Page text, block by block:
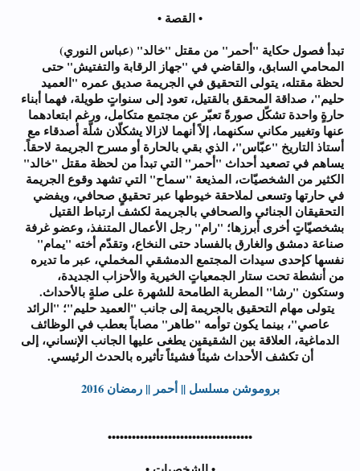
• القصة •
تبدأ فصول حكاية "أحمر" من مقتل "خالد" (عباس النوري)
المحامي السابق، والقاضي في "جهاز الرقابة والتفتيش" حتى
لحظة مقتله، يتولى التحقيق في الجريمة صديق عمره "العميد
حليم"، صداقة المحقق بالقتيل، تعود إلى سنواتٍ طويلة، فهما أبناء
حارةٍ واحدة تشكّل صورةً تعبّر عن مجتمع متكامل، ورغم ابتعادهما
عنها وتغيير مكاني سكنهما، إلاً أنهما لازالا يشكلّان شلّة أصدقاء مع
أستاذ التاريخ "عبّاس"، الذي بقي بالحارة أو مسرح الجريمة لاحقاً.
يساهم في تصعيد أحداث "أحمر" التي تبدأ من لحظة مقتل "خالد"
الكثير من الشخصيّات، المذيعة "سماح" التي تشهد وقوع الجريمة
في حارتها وتسعى لملاحقة خيوطها عبر تحقيقٍ صحافي، ويفضي
التحقيقان الجنائي والصحافي بالجريمة لكشف ارتباط القتيل
بشخصيّاتٍ أخرى أبرزها؛ "رام" رجل الأعمال المتنفذ، وعضو غرفة
صناعة دمشق والغارق بالفساد حتى النخاع، وتقدّم أخته "يمام"
نفسها كإحدى سيدات المجتمع الدمشقي المخملي، عبر ما تديره
من أنشطة تحت ستار الجمعياتٍ الخيرية والأحزاب الجديدة،
وستكون "رشا" المطربة الطامحة للشهرة على صلةٍ بالأحداث.
يتولى مهام التحقيق بالجريمة إلى جانب "العميد حليم"؛ "الرائد
عاصي"، بينما يكون توأمه "طاهر" مصاباً بعطب في الوظائف
الدماغية، العلاقة بين الشقيقين يطغى عليها الجانب الإنساني، إلى
أن تكشف الأحداث شيئاً فشيئاً تأثيره بالحدث الرئيسي.
بروموشن مسلسل || أحمر || رمضان 2016
••••••••••••••••••••••••••••••••••••